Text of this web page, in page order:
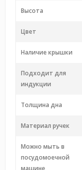
Высота
Цвет
Наличие крышки
Подходит для
индукции
Толщина дна
Материал ручек
Можно мыть в
посудомоечной
машине